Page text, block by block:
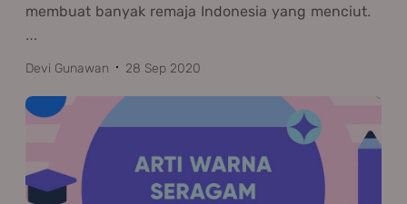
membuat banyak remaja Indonesia yang menciut.
…
Devi Gunawan 28 Sep 2020